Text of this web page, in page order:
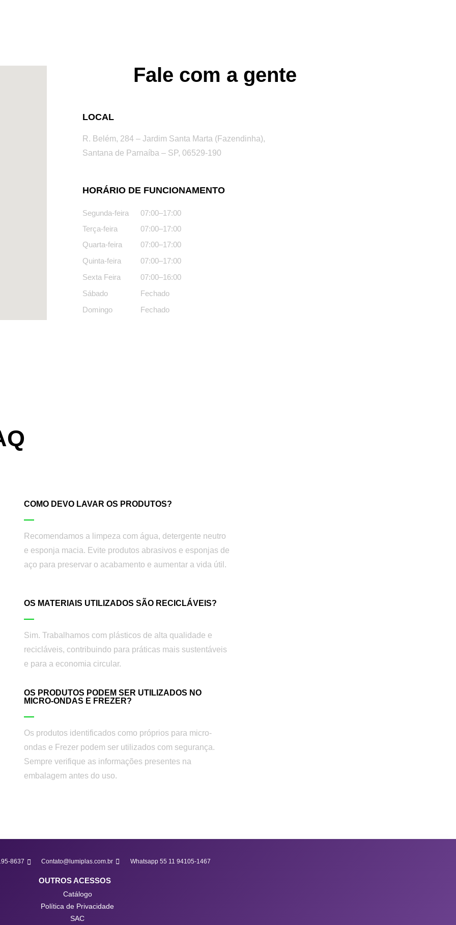
Fale com a gente
LOCAL
R. Belém, 284 – Jardim Santa Marta (Fazendinha),
Santana de Parnaíba – SP, 06529-190
HORÁRIO DE FUNCIONAMENTO
Segunda-feira
07:00–17:00
Terça-feira
07:00–17:00
Quarta-feira
07:00–17:00
Quinta-feira
07:00–17:00
Sexta Feira
07:00–16:00
Sábado
Fechado
Domingo
Fechado
COMO DEVO LAVAR OS PRODUTOS?
Recomendamos a limpeza com água, detergente neutro
e esponja macia. Evite produtos abrasivos e esponjas de
aço para preservar o acabamento e aumentar a vida útil.
OS MATERIAIS UTILIZADOS SÃO RECICLÁVEIS?
Sim. Trabalhamos com plásticos de alta qualidade e
recicláveis, contribuindo para práticas mais sustentáveis
e para a economia circular.
OS PRODUTOS PODEM SER UTILIZADOS NO
MICRO-ONDAS E FREZER?
Os produtos identificados como próprios para micro-
ondas e Frezer podem ser utilizados com segurança.
Sempre verifique as informações presentes na
embalagem antes do uso.
8637 Contato@lumiplas.com.br Whatsapp 55 11 94105-1467
OUTROS ACESSOS
Catálogo
Política de Privacidade
SAC